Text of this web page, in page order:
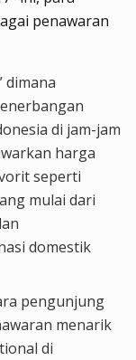
penawaran
dimana
di jam-jam
harga
seperti
mulai dari
domestik
pengunjung
menarik
di